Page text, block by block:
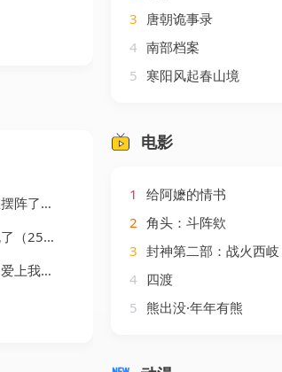
AI短剧
AI短剧
AI短剧
3 唐朝诡事录
4 南部档案
5 寒阳风起春山境
电影
1
给阿嬷的情书
2 角头：斗阵欸
3 封神第二部：战火西岐
4 四渡
5 熊出没·年年有熊